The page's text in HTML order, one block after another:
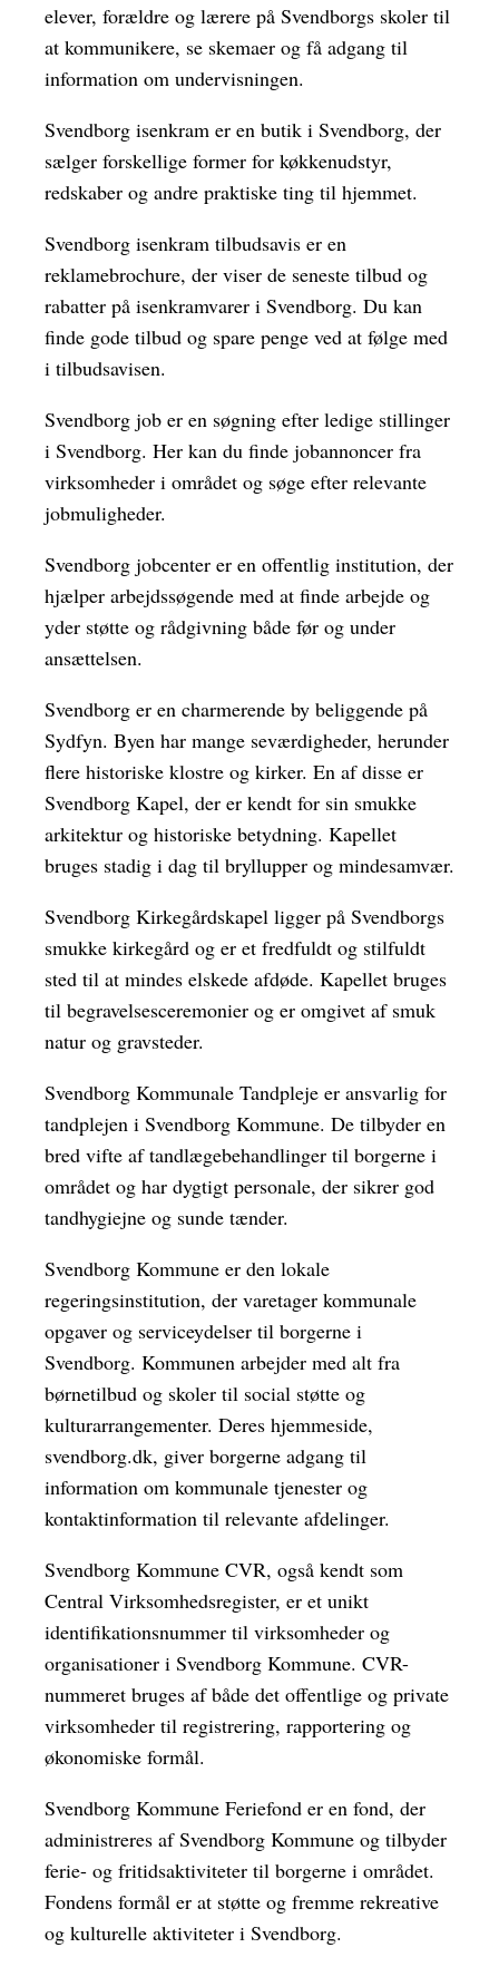
elever, forældre og lærere på Svendborgs skoler til
at kommunikere, se skemaer og få adgang til
information om undervisningen.
Svendborg isenkram er en butik i Svendborg, der
sælger forskellige former for køkkenudstyr,
redskaber og andre praktiske ting til hjemmet.
Svendborg isenkram tilbudsavis er en
reklamebrochure, der viser de seneste tilbud og
rabatter på isenkramvarer i Svendborg. Du kan
finde gode tilbud og spare penge ved at følge med
i tilbudsavisen.
Svendborg job er en søgning efter ledige stillinger
i Svendborg. Her kan du finde jobannoncer fra
virksomheder i området og søge efter relevante
jobmuligheder.
Svendborg jobcenter er en offentlig institution, der
hjælper arbejdssøgende med at finde arbejde og
yder støtte og rådgivning både før og under
ansættelsen.
Svendborg er en charmerende by beliggende på
Sydfyn. Byen har mange seværdigheder, herunder
flere historiske klostre og kirker. En af disse er
Svendborg Kapel, der er kendt for sin smukke
arkitektur og historiske betydning. Kapellet
bruges stadig i dag til bryllupper og mindesamvær.
Svendborg Kirkegårdskapel ligger på Svendborgs
smukke kirkegård og er et fredfuldt og stilfuldt
sted til at mindes elskede afdøde. Kapellet bruges
til begravelsesceremonier og er omgivet af smuk
natur og gravsteder.
Svendborg Kommunale Tandpleje er ansvarlig for
tandplejen i Svendborg Kommune. De tilbyder en
bred vifte af tandlægebehandlinger til borgerne i
området og har dygtigt personale, der sikrer god
tandhygiejne og sunde tænder.
Svendborg Kommune er den lokale
regeringsinstitution, der varetager kommunale
opgaver og serviceydelser til borgerne i
Svendborg. Kommunen arbejder med alt fra
børnetilbud og skoler til social støtte og
kulturarrangementer. Deres hjemmeside,
svendborg.dk, giver borgerne adgang til
information om kommunale tjenester og
kontaktinformation til relevante afdelinger.
Svendborg Kommune CVR, også kendt som
Central Virksomhedsregister, er et unikt
identifikationsnummer til virksomheder og
organisationer i Svendborg Kommune. CVR-
nummeret bruges af både det offentlige og private
virksomheder til registrering, rapportering og
økonomiske formål.
Svendborg Kommune Feriefond er en fond, der
administreres af Svendborg Kommune og tilbyder
ferie- og fritidsaktiviteter til borgerne i området.
Fondens formål er at støtte og fremme rekreative
og kulturelle aktiviteter i Svendborg.